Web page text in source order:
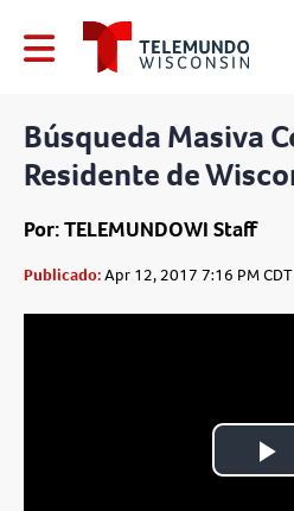
Búsqueda Masiva
Residente de
Por: TELEMUNDOWI Staff
Publicado:Apr 12, 2017 7:16 PM CDT